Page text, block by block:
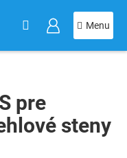
pre
steny